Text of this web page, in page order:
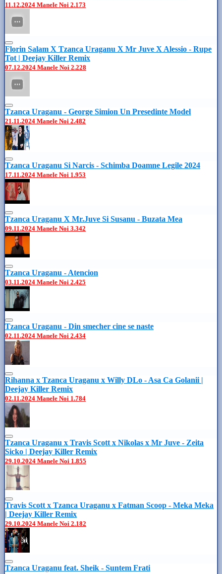
11.12.2024 Manele Noi 2.173
Florin Salam X Tzanca Uraganu X Mr Juve X Alessio - Rupe
Tot | Deejay Killer Remix
07.12.2024 Manele Noi 2.228
Tzanca Uraganu - George Simion Un Presedinte Model
21.11.2024 Manele Noi 2.482
Tzanca Uraganu Si Narcis - Schimba Doamne Legile 2024
17.11.2024 Manele Noi 1.953
Tzanca Uraganu X Mr.Juve Si Susanu - Buzata Mea
09.11.2024 Manele Noi 3.342
Tzanca Uraganu - Atencion
03.11.2024 Manele Noi 2.425
Tzanca Uraganu - Din smecher cine se naste
02.11.2024 Manele Noi 2.434
Rihanna x Tzanca Uraganu x Willy DLo - Asa Ca Golanii |
Deejay Killer Remix
02.11.2024 Manele Noi 1.784
Tzanca Uraganu x Travis Scott x Nikolas x Mr Juve - Zeita
Sicko | Deejay Killer Remix
29.10.2024 Manele Noi 1.855
Travis Scott x Tzanca Uraganu x Fatman Scoop - Meka Meka
| Deejay Killer Remix
29.10.2024 Manele Noi 2.182
Tzanca Uraganu feat. Sheik - Suntem Frati